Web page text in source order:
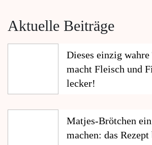
Aktuelle Beiträge
Dieses einzig
macht Fleisch und
lecker!
Matjes-Brötchen
machen: das Rezept